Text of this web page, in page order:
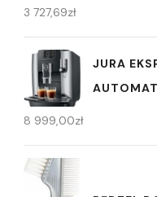
3 727,69zł
JURA
8 999,00zł